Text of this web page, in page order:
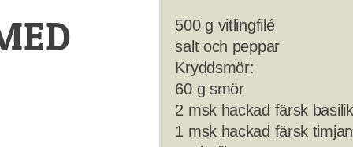
500 g vitlingfilé
salt och peppar
Kryddsmör:
60 g smör
2 msk hackad färsk
1 msk hackad färsk